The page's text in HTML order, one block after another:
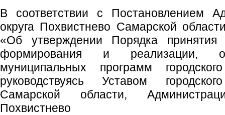
В соответствии с Постановлением
округа Похвистнево Самарской
«Об утверждении Порядка
формирования и реализации,
муниципальных программ
руководствуясь Уставом
Самарской области,
Похвистнево